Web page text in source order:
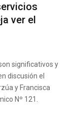
ver el
significativos y
discusión el
y Francisca
Nº 121.